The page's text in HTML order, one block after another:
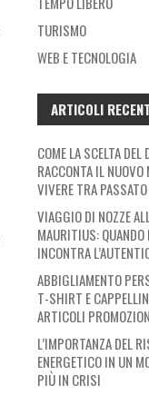
TURISMO
WEB E TECNOLOGIA
ARTICOLI
COME LA SCELTA DEL
RACCONTA IL NUOVO
VIVERE TRA
VIAGGIO DI NOZZE
MAURITIUS:
INCONTRA
ABBIGLIAMENTO
T-SHIRT E
ARTICOLI
L’IMPORTANZA DEL
ENERGETICO IN UN
PIÙ IN CRISI